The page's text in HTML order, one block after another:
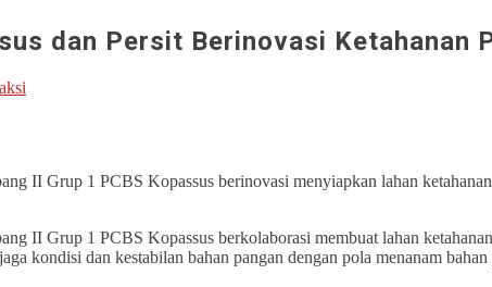
dan Persit Berinovasi Ketahanan
II Grup 1 PCBS Kopassus berinovasi menyiapkan lahan
II Grup 1 PCBS Kopassus berkolaborasi membuat lahan
kondisi dan kestabilan bahan pangan dengan pola menanam